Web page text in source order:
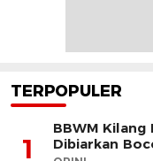
TERPOPULER
1
BBWM Kilang
Dibiarkan